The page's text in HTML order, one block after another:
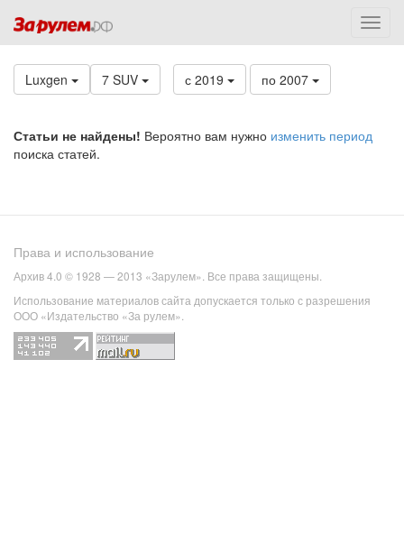
Luxgen 7 SUV с 2019 по 2007
Статьи не найдены! Вероятно вам нужно изменить период
поиска статей.
Права и использование
Архив 4.0 © 1928 — 2013 «Зарулем». Все права защищены.
Использование материалов сайта допускается только с разрешения
ООО «Издательство «За рулем».